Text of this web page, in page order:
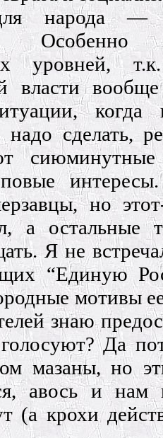
народа —
Особенно
уровней,
власти
когда
надо сделать,
но
а остальные
Я не
“Единую
мотивы
знаю
Да
мазаны, но
авось и нам
(а крохи